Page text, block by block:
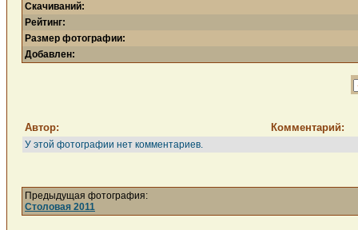
Скачиваний:
Рейтинг:
Размер фотографии:
Добавлен:
Автор: Комментарий:
У этой фотографии нет комментариев.
Предыдущая фотография:
Столовая 2011